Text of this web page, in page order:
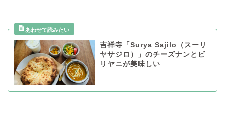
吉祥寺「Surya Sajilo（スーリ
ヤサジロ）」のチーズナンとビ
リヤニが美味しい